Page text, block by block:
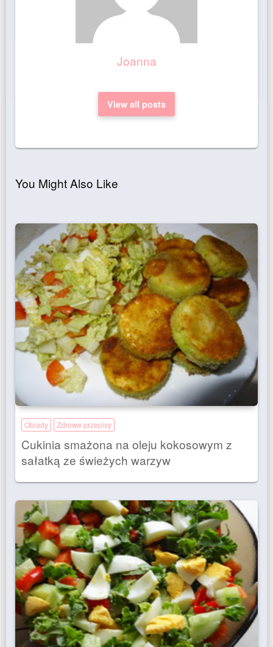
Joanna
View all posts
You Might Also Like
Obiady Zdrowe przepisy
Cukinia smażona na oleju kokosowym z
sałatką ze świeżych warzyw